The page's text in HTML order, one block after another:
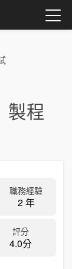
製程
職務經驗
2 年
評分
4.0分